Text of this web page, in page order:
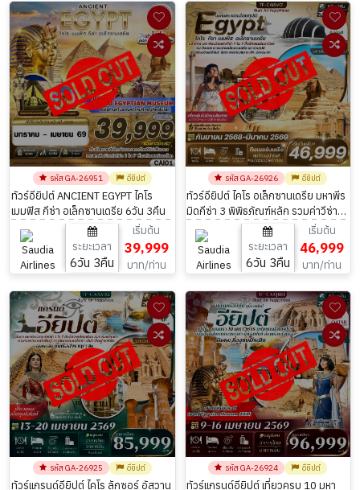
รหัส GA-26951 อียิปต์
ทัวร์อียิปต์ ANCIENT EGYPT ไคโร
เมมฟิส กีซ่า อเล็กซานเดรีย 6วัน 3คืน
ระยะเวลา
6วัน 3คืน
เริ่มต้น
39,999
บาท/ท่าน
รหัส GA-26926 อียิปต์
ทัวร์อียิปต์ ไคโร อเล็กซานเดรีย มหาพีร
มิดกีซ่า 3 พิพิธภัณฑ์หลัก รวมค่าวีซ่า
6วัน 3คืน
ระยะเวลา
6วัน 3คืน
เริ่มต้น
46,999
บาท/ท่าน
รหัส GA-26925 อียิปต์
ทัวร์แกรนด์อียิปต์ ไคโร ลักซอร์ อัสวาน
รหัส GA-26924 อียิปต์
ทัวร์แกรนด์อียิปต์ เที่ยวครบ 10 มหา